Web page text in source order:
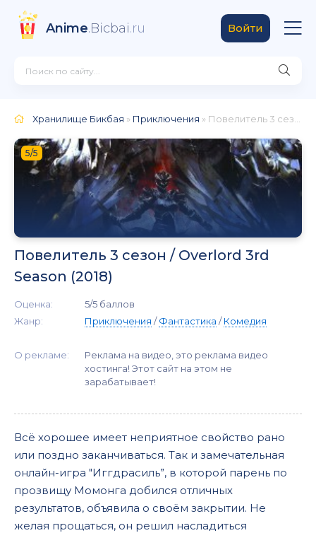
Anime.Bicbai.ru Войти
Хранилище Бикбая » Приключения » Повелитель 3 сезон / Overlord 3rd Season (2018)
5/5
Повелитель 3 сезон / Overlord 3rd
Season (2018)
Оценка:
5/5 баллов
Жанр:
Приключения /Фантастика /Комедия
О рекламе:
Реклама на видео, это реклама видео
хостинга! Этот сайт на этом не
зарабатывает!
Всё хорошее имеет неприятное свойство рано
или поздно заканчиваться. Так и замечательная
онлайн-игра "Иггдрасиль”, в которой парень по
прозвищу Момонга добился отличных
результатов, объявила о своём закрытии. Не
желая прощаться, он решил насладиться